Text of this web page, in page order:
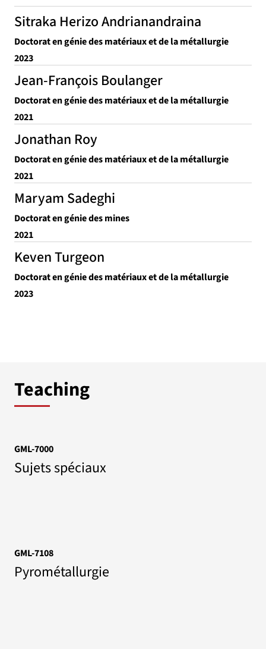
Sitraka Herizo Andrianandraina
Doctorat en génie des matériaux et de la métallurgie
2023
Jean-François Boulanger
Doctorat en génie des matériaux et de la métallurgie
2021
Jonathan Roy
Doctorat en génie des matériaux et de la métallurgie
2021
Maryam Sadeghi
Doctorat en génie des mines
2021
Keven Turgeon
Doctorat en génie des matériaux et de la métallurgie
2023
Teaching
GML-7000
Sujets spéciaux
GML-7108
Pyrométallurgie